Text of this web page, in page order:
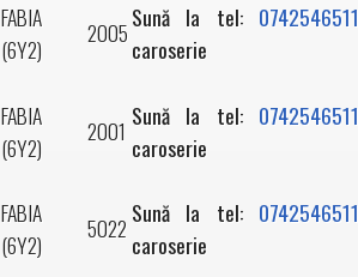
FABIA
(6Y2)
2005Sună la tel: 0742546511
caroserie
FABIA
(6Y2)
2001 Sună la tel: 0742546511
caroserie
FABIA
(6Y2)
5022 Sună la tel: 0742546511
caroserie